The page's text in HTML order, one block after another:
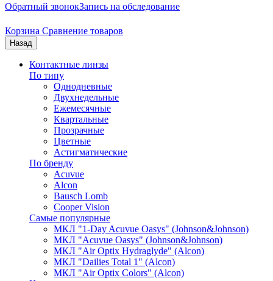
Обратный звонокЗапись на обследование
Корзина Сравнение товаров
Назад
Контактные линзы
По типу
Однодневные
Двухнедельные
Ежемесячные
Квартальные
Прозрачные
Цветные
Астигматические
По бренду
Acuvue
Alcon
Bausch Lomb
Cooper Vision
Самые популярные
МКЛ "1-Day Acuvue Oasys" (Johnson&Johnson)
МКЛ "Acuvue Oasys" (Johnson&Johnson)
МКЛ "Air Optix Hydraglyde" (Alcon)
МКЛ "Dailies Total 1" (Alcon)
МКЛ "Air Optix Colors" (Alcon)